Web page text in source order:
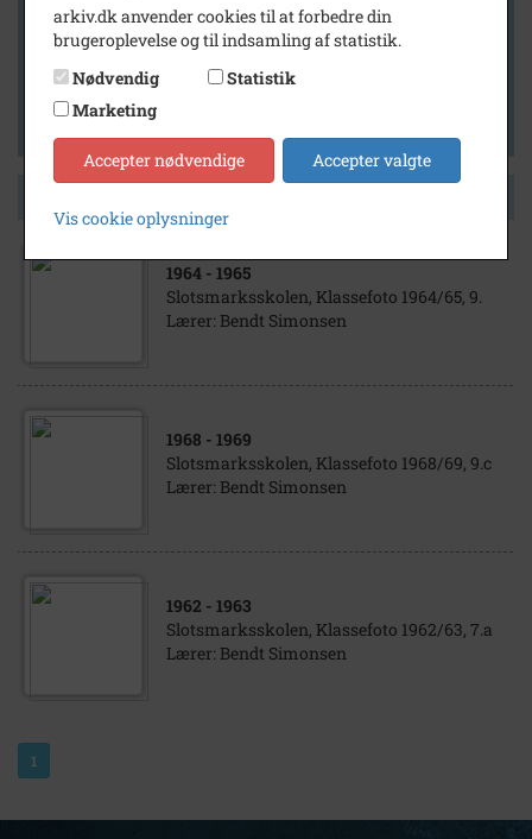
Vis kun med filmklip
Vis kun med kilder
1964 - 1965
Slotsmarksskolen, Klassefoto 1964/65, 9.
Lærer: Bendt Simonsen
1968 - 1969
Slotsmarksskolen, Klassefoto 1968/69, 9.c
Lærer: Bendt Simonsen
1962 - 1963
Slotsmarksskolen, Klassefoto 1962/63, 7.a
Lærer: Bendt Simonsen
1
arkiv.dk anvender cookies til at forbedre din
brugeroplevelse og til indsamling af statistik.
Nødvendig
Statistik
Marketing
Accepter nødvendige Accepter valgte
Vis cookie oplysninger